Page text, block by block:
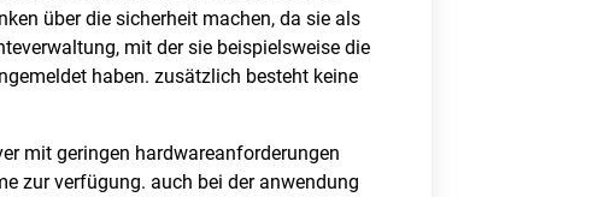
über die sicherheit machen, da sie als
mit der sie beispielsweise die
haben. zusätzlich besteht keine
mit geringen hardwareanforderungen
zur verfügung. auch bei der anwendung